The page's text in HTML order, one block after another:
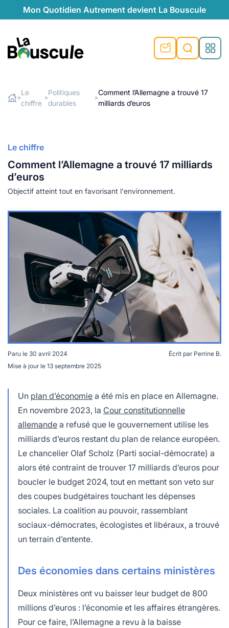
Mon Quotidien Autrement devient La Bouscule
au naturel
végétariennes
locales
durables
naturelle
naturel
de recyclage
témoignages
saison
douce
Rechercher
»
Le
chiffre
»
Politiques
durables
»
Comment l’Allemagne a trouvé 17
milliards d’euros
Le chiffre
Comment l’Allemagne a trouvé 17 milliards
d’euros
Objectif atteint tout en favorisant l'environnement.
Un plan d'économie de 60 milliards en Allemagne ©
Paru le 30 avril 2024
Mise à jour le 13 septembre 2025
Écrit par Perrine B.
Un plan d’économie a été mis en place en Allemagne.
En novembre 2023, la Cour constitutionnelle
allemande a refusé que le gouvernement utilise les
milliards d’euros restant du plan de relance européen.
Le chancelier Olaf Scholz (Parti social-démocrate) a
alors été contraint de trouver 17 milliards d’euros pour
boucler le budget 2024, tout en mettant son veto sur
des coupes budgétaires touchant les dépenses
sociales. La coalition au pouvoir, rassemblant
sociaux-démocrates, écologistes et libéraux, a trouvé
un terrain d’entente.
Des économies dans certains ministères
Deux ministères ont vu baisser leur budget de 800
millions d’euros : l’économie et les affaires étrangères.
Pour ce faire, l’Allemagne a revu à la baisse